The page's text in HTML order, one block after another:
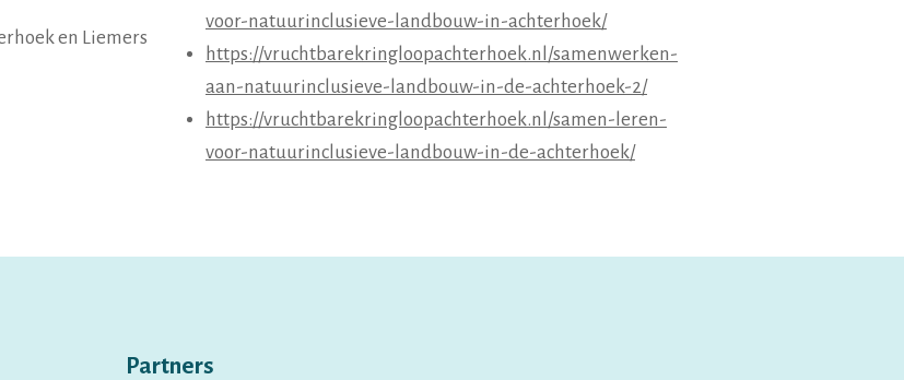
en Liemers
voor-natuurinclusieve-landbouw-in-achterhoek/
https://vruchtbarekringloopachterhoek.nl/samenwerken-
aan-natuurinclusieve-landbouw-in-de-achterhoek-2/
https://vruchtbarekringloopachterhoek.nl/samen-leren-
voor-natuurinclusieve-landbouw-in-de-achterhoek/
Partners